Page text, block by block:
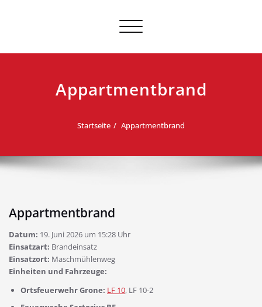
Schalte Navigation
Appartmentbrand
Startseite Appartmentbrand
Appartmentbrand
Datum: 19. Juni 2026 um 15:28 Uhr
Einsatzart: Brandeinsatz
Einsatzort: Maschmühlenweg
Einheiten und Fahrzeuge:
Ortsfeuerwehr Grone: LF 10, LF 10-2